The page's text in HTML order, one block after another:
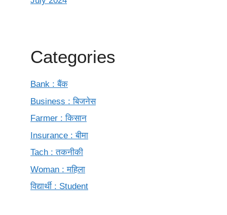
Categories
Bank : बैंक
Business : बिजनेस
Farmer : किसान
Insurance : बीमा
Tach : तकनीकी
Woman : महिला
विद्यार्थी : Student